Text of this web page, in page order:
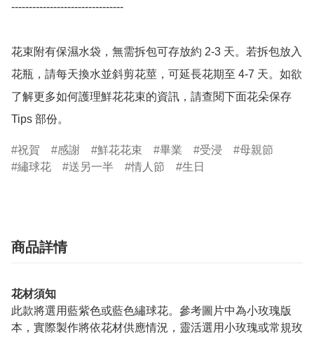
--------------------------------
花束附有保濕水袋，無需拆包可存放約 2-3 天。若拆包放入
花瓶，請每天換水並斜剪花莖，可延長花期至 4-7 天。如欲
了解更多如何護理鮮花花束的資訊，請查閱下面花朵保存
Tips 部份。
祝賀 感謝 鮮花花束 畢業 受浸
母親節
繡球花
送另一半 情人節 生日
商品詳情
花材須知
此款將選用藍紫色或藍色繡球花。參考圖片中為小玫瑰版
本，實際製作將依花材供應情況，靈活選用小玫瑰或常規玫